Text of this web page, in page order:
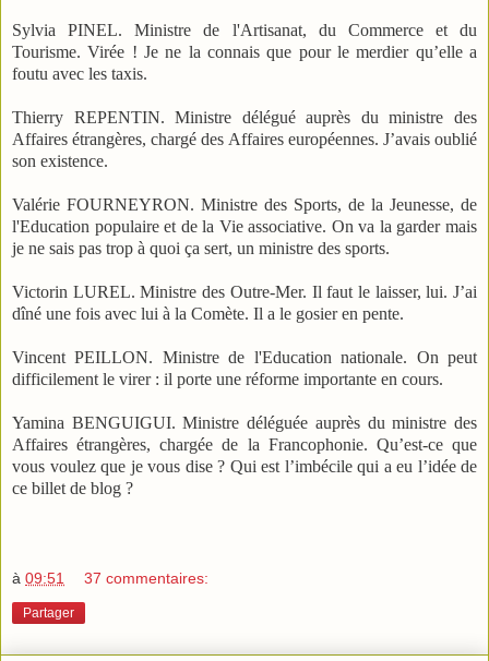
Sylvia PINEL. Ministre de l'Artisanat, du Commerce et du
Tourisme. Virée ! Je ne la connais que pour le merdier qu’elle a
foutu avec les taxis.
Thierry REPENTIN. Ministre délégué auprès du ministre des
Affaires étrangères, chargé des Affaires européennes. J’avais oublié
son existence.
Valérie FOURNEYRON. Ministre des Sports, de la Jeunesse, de
l'Education populaire et de la Vie associative. On va la garder mais
je ne sais pas trop à quoi ça sert, un ministre des sports.
Victorin LUREL. Ministre des Outre-Mer. Il faut le laisser, lui. J’ai
dîné une fois avec lui à la Comète. Il a le gosier en pente.
Vincent PEILLON. Ministre de l'Education nationale. On peut
difficilement le virer : il porte une réforme importante en cours.
Yamina BENGUIGUI. Ministre déléguée auprès du ministre des
Affaires étrangères, chargée de la Francophonie. Qu’est-ce que
vous voulez que je vous dise ? Qui est l’imbécile qui a eu l’idée de
ce billet de blog ?
à 09:51 37 commentaires:
Partager